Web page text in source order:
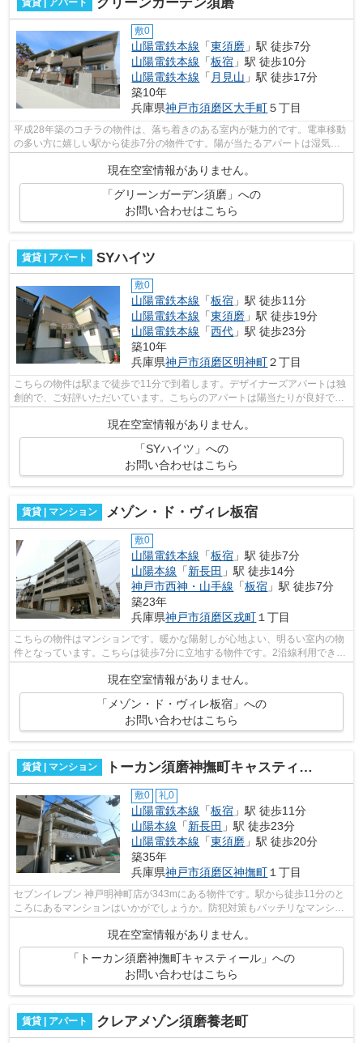
賃貸 | アパート
敷0
山陽電鉄本線 「東須磨 」駅 徒歩7分
山陽電鉄本線 「板宿 」駅 徒歩10分
山陽電鉄本線 「 月見山 」駅 徒歩17分
築10年
兵庫県神戸市須磨区大手町５丁目
平成28年築のコチラの物件は、落ち着きのある室内が魅力的です。電車移動
の多い方に嬉しい駅から徒歩7分の物件です。陽が当たるアパートは湿気も
少なく健康な毎日を過ごせます。独創的...
現在空室情報がありません。
「グリーンガーデン須磨」への
お問い合わせはこちら
賃貸 | アパート SYハイツ
敷0
山陽電鉄本線 「板宿 」駅 徒歩11分
山陽電鉄本線 「東須磨 」駅 徒歩19分
山陽電鉄本線 「西代 」駅 徒歩23分
築10年
兵庫県神戸市須磨区明神町２丁目
こちらの物件は駅まで徒歩で11分で到着します。デザイナーズアパートは独
創的で、ご好評いただいています。こちらのアパートは陽当たりが良好で
現在空室情報がありません。
「SYハイツ」への
お問い合わせはこちら
賃貸 | マンション メゾン・ド・ヴィレ板宿
敷0
山陽電鉄本線 「板宿 」駅 徒歩7分
山陽本線 「新長田 」駅 徒歩14分
神戸市西神・山手線 「板宿 」駅 徒歩7分
築23年
兵庫県神戸市須磨区戎町 １丁目
こちらの物件はマンションです。暖かな陽射しが心地よい、明るい室内の物
件となっています。こちらは徒歩7分に立地する物件です。2沿線利用できる
現在空室情報がありません。
「メゾン・ド・ヴィレ板宿」への
お問い合わせはこちら
賃貸 | マンション トーカン須磨神撫町キャスティール
敷0 礼0
山陽電鉄本線 「板宿 」駅 徒歩11分
山陽本線 「新長田 」駅 徒歩23分
山陽電鉄本線 「東須磨 」駅 徒歩20分
築35年
兵庫県神戸市須磨区神撫町 １丁目
セブンイレブン 神戸明神町店が343mにある物件です。駅から徒歩11分のと
ころにあるマンションはいかがでしょうか。防犯対策もバッチリなマンショ
ンタイプの物件です。陽当たりの良いマ...
現在空室情報がありません。
「トーカン須磨神撫町キャスティール」への
お問い合わせはこちら
賃貸 | アパート クレアメゾン須磨養老町